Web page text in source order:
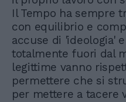
Il Tempo ha sempre
con equilibrio e
accuse di 'ideologia'
totalmente fuori dal
legittime vanno
permettere che si
per mettere a tacere